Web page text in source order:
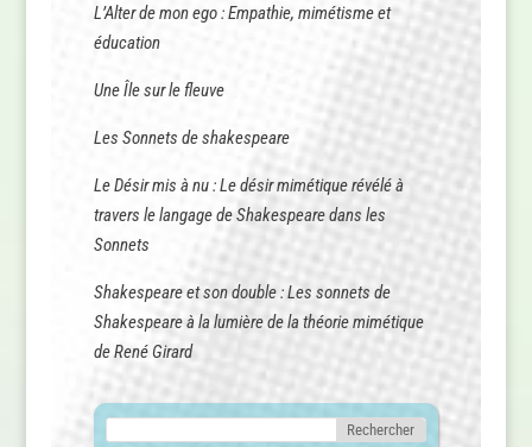
L’Alter de mon ego : Empathie, mimétisme et
éducation
Une Île sur le fleuve
Les Sonnets de shakespeare
Le Désir mis à nu : Le désir mimétique révélé à
travers le langage de Shakespeare dans les
Sonnets
Shakespeare et son double : Les sonnets de
Shakespeare à la lumière de la théorie mimétique
de René Girard